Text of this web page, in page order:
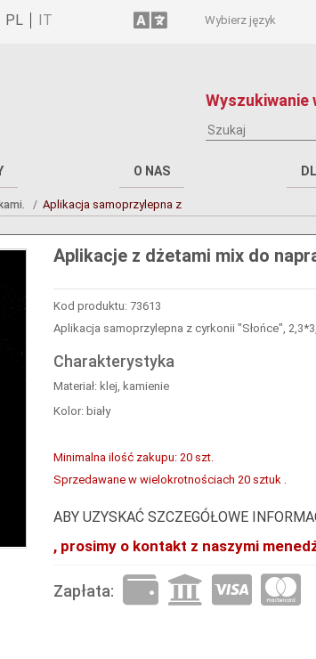
Wybierz język
Wyszukiwanie
O NAS
Aplikacja samoprzylepna z
Aplikacje z dżetami mix do
Kod produktu: 73613
Aplikacja samoprzylepna z cyrkonii "Słońce",
Charakterystyka
Materiał: klej, kamienie
Kolor: biały
Minimalna ilość zakupu: 20 szt.
Sprzedawane w wielokrotnościach 20 sztuk .
ABY UZYSKAĆ SZCZEGÓŁOWE
, prosimy o kontakt z naszymi
Zapłata: